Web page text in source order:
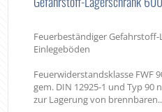
Feuerbeständiger
Einlegeböden
Feuerwiderstandsklasse FWF
gem. DIN 12925-1 und Typ 90
zur Lagerung von